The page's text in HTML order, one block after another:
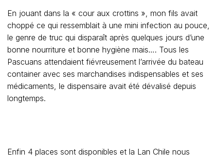
En jouant dans la « cour aux crottins », mon fils avait
choppé ce qui ressemblait à une mini infection au pouce,
le genre de truc qui disparaît après quelques jours d’une
bonne nourriture et bonne hygiène mais…. Tous les
Pascuans attendaient fiévreusement l’arrivée du bateau
container avec ses marchandises indispensables et ses
médicaments, le dispensaire avait été dévalisé depuis
longtemps.
Enfin 4 places sont disponibles et la Lan Chile nous